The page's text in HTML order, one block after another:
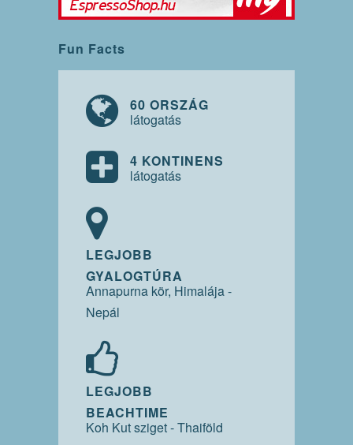
Fun Facts
60 ORSZÁG
látogatás
4 KONTINENS
látogatás
LEGJOBB
GYALOGTÚRA
Annapurna kör, Himalája -
Nepál
LEGJOBB
BEACHTIME
Koh Kut sziget - Thaiföld